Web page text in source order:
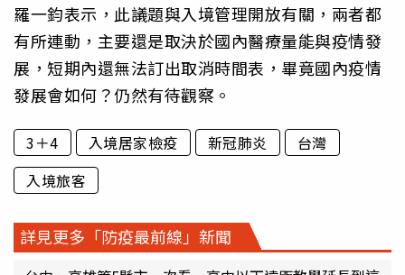
羅一鈞表示，此議題與入境管理開放有關，兩者都
有所連動，主要還是取決於國內醫療量能與疫情發
展，短期內還無法訂出取消時間表，畢竟國內疫情
發展會如何？仍然有待觀察。
3＋4 入境居家檢疫 新冠肺炎
台灣
入境旅客
詳見更多「防疫最前線」新聞